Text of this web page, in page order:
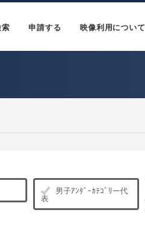
索 申請する 映像利用について
男子ｱﾝﾀﾞｰｶﾃｺﾞﾘー代
表